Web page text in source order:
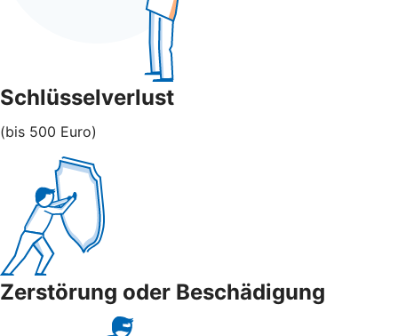
Schlüsselverlust
(bis 500 Euro)
Zerstörung oder Beschädigung